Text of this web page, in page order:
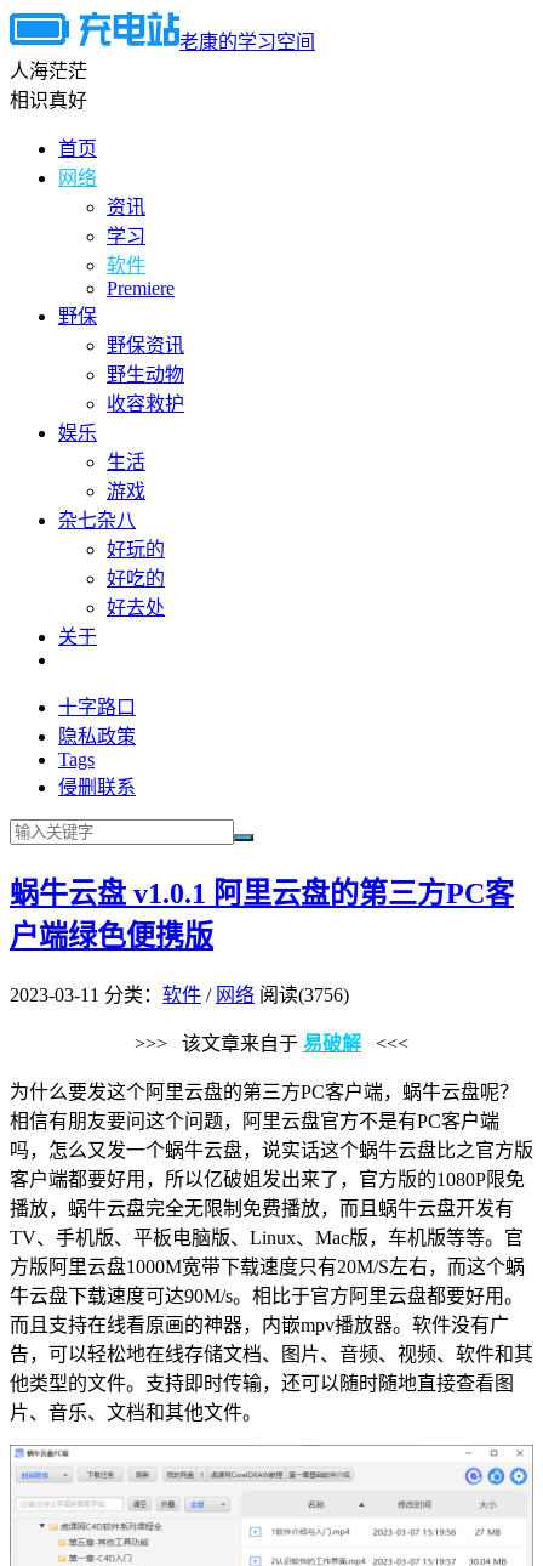
老康的学习空间
人海茫茫
相识真好
首页
网络
资讯
学习
软件
Premiere
野保
野保资讯
野生动物
收容救护
娱乐
生活
游戏
杂七杂八
好玩的
好吃的
好去处
关于
十字路口
隐私政策
Tags
侵删联系
蜗牛云盘 v1.0.1 阿里云盘的第三方PC客
户端绿色便携版
2023-03-11 分类： 软件 / 网络 阅读(3756)
>>> 该文章来自于 易破解 <<<
为什么要发这个阿里云盘的第三方PC客户端，蜗牛云盘呢？
相信有朋友要问这个问题，阿里云盘官方不是有PC客户端
吗，怎么又发一个蜗牛云盘，说实话这个蜗牛云盘比之官方版
客户端都要好用，所以亿破姐发出来了，官方版的1080P限免
播放，蜗牛云盘完全无限制免费播放，而且蜗牛云盘开发有
TV、手机版、平板电脑版、Linux、Mac版，车机版等等。官
方版阿里云盘1000M宽带下载速度只有20M/S左右，而这个蜗
牛云盘下载速度可达90M/s。相比于官方阿里云盘都要好用。
而且支持在线看原画的神器，内嵌mpv播放器。软件没有广
告，可以轻松地在线存储文档、图片、音频、视频、软件和其
他类型的文件。支持即时传输，还可以随时随地直接查看图
片、音乐、文档和其他文件。